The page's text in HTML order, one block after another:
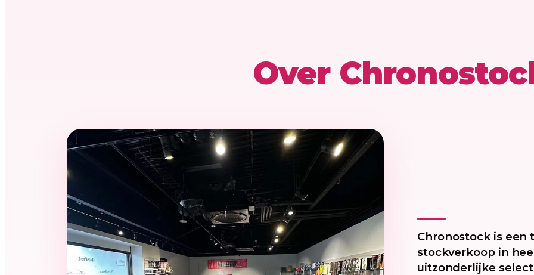
Over
Chronostock is een
stockverkoop in
uitzonderlijke